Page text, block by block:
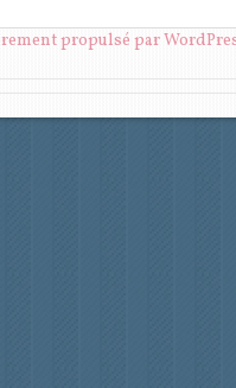
propulsé par